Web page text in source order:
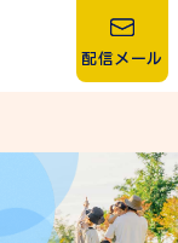
配信メール